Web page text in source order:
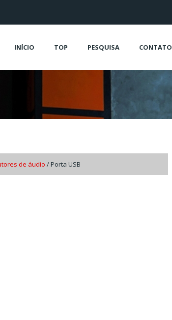
INÍCIO TOP PESQUISA CONTATO
de áudio / Porta USB